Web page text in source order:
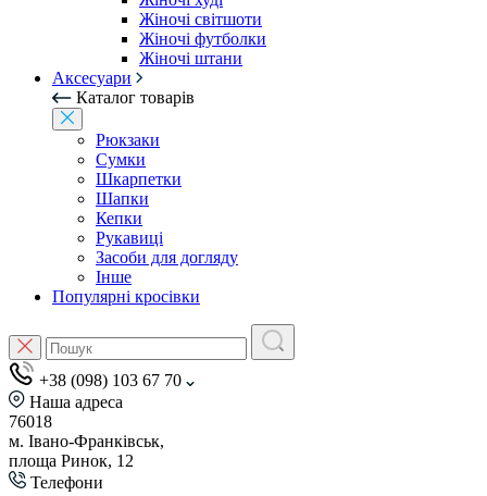
Жіночі світшоти
Жіночі футболки
Жіночі штани
Аксесуари
Каталог товарів
Рюкзаки
Сумки
Шкарпетки
Шапки
Кепки
Рукавиці
Засоби для догляду
Інше
Популярні кросівки
+38 (098) 103 67 70
Наша адреса
76018
м. Івано-Франківськ,
площа Ринок, 12
Телефони